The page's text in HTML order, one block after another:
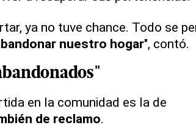
ya no tuve chance. Todo se
nuestro hogar", contó.
en la comunidad es la de
de reclamo.